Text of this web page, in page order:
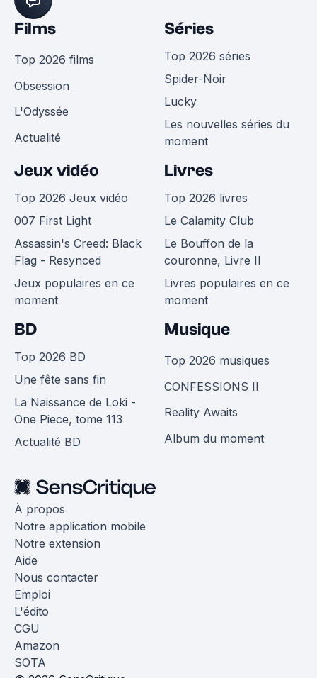
Films
Top 2026 films
Obsession
L'Odyssée
Actualité
Séries
Top 2026 séries
Spider-Noir
Lucky
Les nouvelles séries du
moment
Jeux vidéo
Top 2026 Jeux vidéo
007 First Light
Assassin's Creed: Black
Flag - Resynced
Jeux populaires en ce
moment
Livres
Top 2026 livres
Le Calamity Club
Le Bouffon de la
couronne, Livre II
Livres populaires en ce
moment
BD
Top 2026 BD
Une fête sans fin
La Naissance de Loki -
One Piece, tome 113
Actualité BD
Musique
Top 2026 musiques
CONFESSIONS II
Reality Awaits
Album du moment
À propos
Notre application mobile
Notre extension
Aide
Nous contacter
Emploi
L'édito
CGU
Amazon
SOTA